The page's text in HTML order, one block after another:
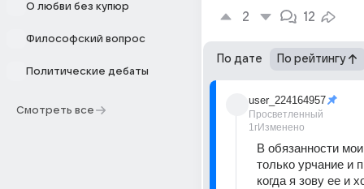
О любви без купюр
Философский вопрос
Политические дебаты
Смотреть все
2 12
По дате По рейтингу
user_224164957
Просветленный
1гИзменено
В обязанности
только урчание и
когда я зову ее и